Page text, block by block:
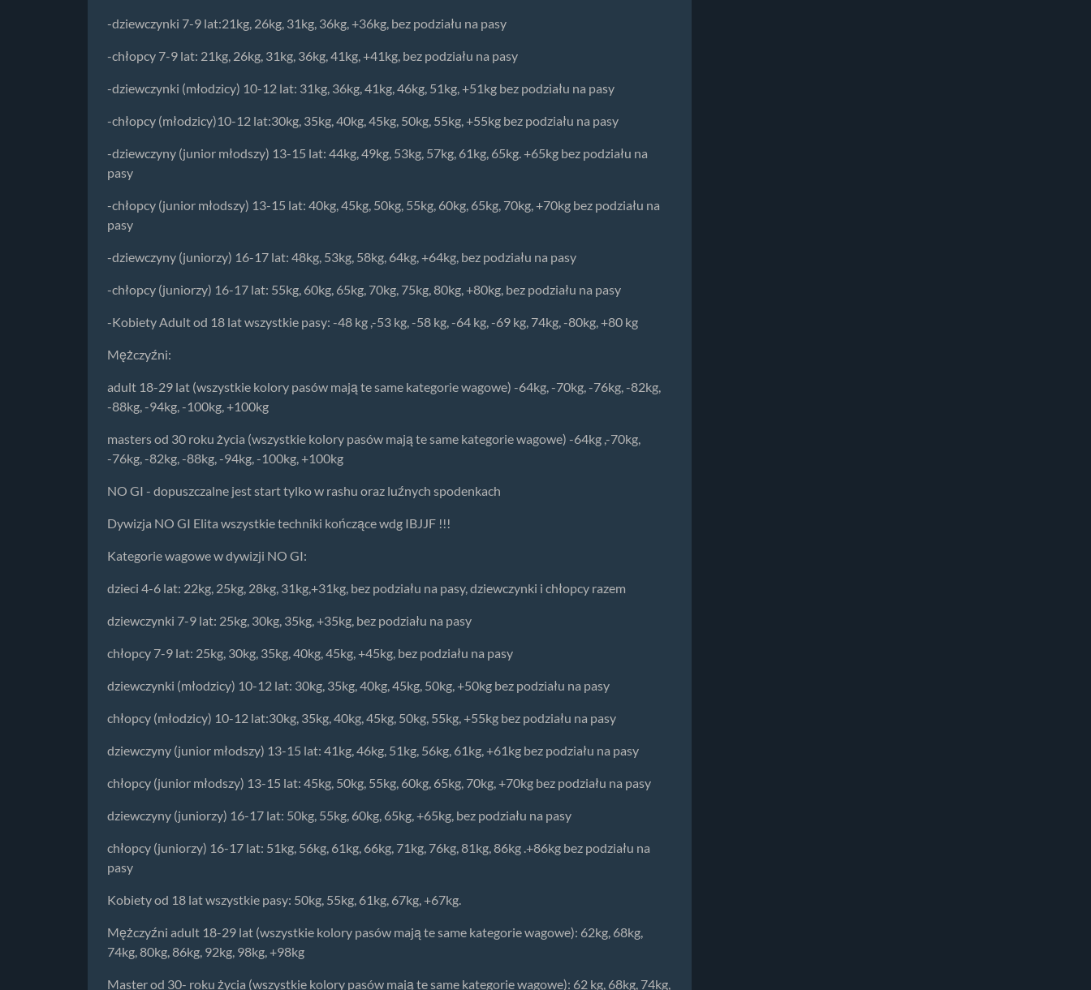
-dziewczynki 7-9 lat:21kg, 26kg, 31kg, 36kg, +36kg, bez podziału na pasy
-chłopcy 7-9 lat: 21kg, 26kg, 31kg, 36kg, 41kg, +41kg, bez podziału na pasy
-dziewczynki (młodzicy) 10-12 lat: 31kg, 36kg, 41kg, 46kg, 51kg, +51kg bez podziału na pasy
-chłopcy (młodzicy)10-12 lat:30kg, 35kg, 40kg, 45kg, 50kg, 55kg, +55kg bez podziału na pasy
-dziewczyny (junior młodszy) 13-15 lat: 44kg, 49kg, 53kg, 57kg, 61kg, 65kg. +65kg bez podziału na
pasy
-chłopcy (junior młodszy) 13-15 lat: 40kg, 45kg, 50kg, 55kg, 60kg, 65kg, 70kg, +70kg bez podziału na
pasy
-dziewczyny (juniorzy) 16-17 lat: 48kg, 53kg, 58kg, 64kg, +64kg, bez podziału na pasy
-chłopcy (juniorzy) 16-17 lat: 55kg, 60kg, 65kg, 70kg, 75kg, 80kg, +80kg, bez podziału na pasy
-Kobiety Adult od 18 lat wszystkie pasy: -48 kg ,-53 kg, -58 kg, -64 kg, -69 kg, 74kg, -80kg, +80 kg
Mężczyźni:
adult 18-29 lat (wszystkie kolory pasów mają te same kategorie wagowe) -64kg, -70kg, -76kg, -82kg,
-88kg, -94kg, -100kg, +100kg
masters od 30 roku życia (wszystkie kolory pasów mają te same kategorie wagowe) -64kg ,-70kg,
-76kg, -82kg, -88kg, -94kg, -100kg, +100kg
NO GI - dopuszczalne jest start tylko w rashu oraz luźnych spodenkach
Dywizja NO GI Elita wszystkie techniki kończące wdg IBJJF !!!
Kategorie wagowe w dywizji NO GI:
dzieci 4-6 lat: 22kg, 25kg, 28kg, 31kg,+31kg, bez podziału na pasy, dziewczynki i chłopcy razem
dziewczynki 7-9 lat: 25kg, 30kg, 35kg, +35kg, bez podziału na pasy
chłopcy 7-9 lat: 25kg, 30kg, 35kg, 40kg, 45kg, +45kg, bez podziału na pasy
dziewczynki (młodzicy) 10-12 lat: 30kg, 35kg, 40kg, 45kg, 50kg, +50kg bez podziału na pasy
chłopcy (młodzicy) 10-12 lat:30kg, 35kg, 40kg, 45kg, 50kg, 55kg, +55kg bez podziału na pasy
dziewczyny (junior młodszy) 13-15 lat: 41kg, 46kg, 51kg, 56kg, 61kg, +61kg bez podziału na pasy
chłopcy (junior młodszy) 13-15 lat: 45kg, 50kg, 55kg, 60kg, 65kg, 70kg, +70kg bez podziału na pasy
dziewczyny (juniorzy) 16-17 lat: 50kg, 55kg, 60kg, 65kg, +65kg, bez podziału na pasy
chłopcy (juniorzy) 16-17 lat: 51kg, 56kg, 61kg, 66kg, 71kg, 76kg, 81kg, 86kg .+86kg bez podziału na
pasy
Kobiety od 18 lat wszystkie pasy: 50kg, 55kg, 61kg, 67kg, +67kg.
Mężczyźni adult 18-29 lat (wszystkie kolory pasów mają te same kategorie wagowe): 62kg, 68kg,
74kg, 80kg, 86kg, 92kg, 98kg, +98kg
Master od 30- roku życia (wszystkie kolory pasów mają te same kategorie wagowe): 62 kg, 68kg, 74kg,